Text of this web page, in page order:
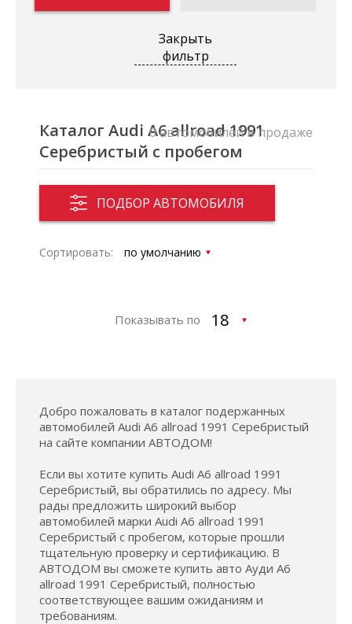
Закрыть
фильтр
Каталог Audi A6 allroad 1991
Серебристый с пробегом
ПОДБОР АВТОМОБИЛЯ
0 автомобилей в продаже
Сортировать:
Показывать по
Добро пожаловать в каталог подержанных
автомобилей Audi A6 allroad 1991 Серебристый
на сайте компании АВТОДОМ!
Если вы хотите купить Audi A6 allroad 1991
Серебристый, вы обратились по адресу. Мы
рады предложить широкий выбор
автомобилей марки Audi A6 allroad 1991
Серебристый с пробегом, которые прошли
тщательную проверку и сертификацию. В
АВТОДОМ вы сможете купить авто Ауди A6
allroad 1991 Серебристый, полностью
соответствующее вашим ожиданиям и
требованиям.